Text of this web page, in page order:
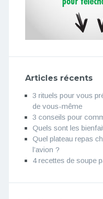
Articles récents
3 rituels pour vous
de vous-même
3 conseils pour
Quels sont les
Quel plateau repas
l’avion ?
4 recettes de soupe